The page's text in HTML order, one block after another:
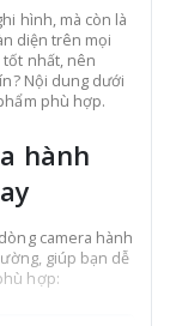
hình, mà còn là
diện trên mọi
tốt nhất, nên
Nội dung dưới
phù hợp.
hành
camera hành
giúp bạn dễ
hợp: